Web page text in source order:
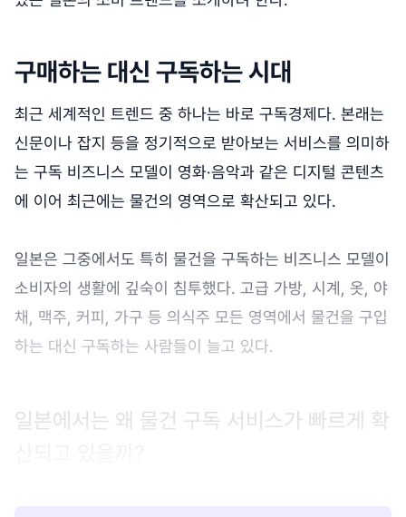
구매하는 대신 구독하는 시대
최근 세계적인 트렌드 중 하나는 바로 구독경제다. 본래는
신문이나 잡지 등을 정기적으로 받아보는 서비스를 의미하
는 구독 비즈니스 모델이 영화·음악과 같은 디지털 콘텐츠
에 이어 최근에는 물건의 영역으로 확산되고 있다.
일본은 그중에서도 특히 물건을 구독하는 비즈니스 모델이
소비자의 생활에 깊숙이 침투했다. 고급 가방, 시계, 옷, 야
채, 맥주, 커피, 가구 등 의식주 모든 영역에서 물건을 구입
하는 대신 구독하는 사람들이 늘고 있다.
일본에서는 왜 물건 구독 서비스가 빠르게 확